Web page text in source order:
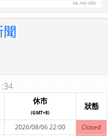
tw.rter.info
休市
(GMT+8)
狀態
2026/08/06 22:00
Closed